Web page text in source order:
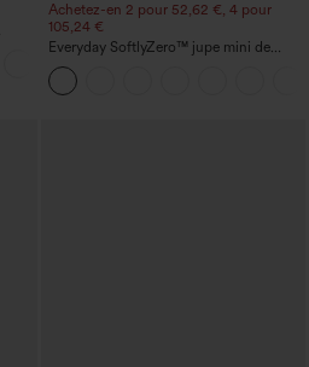
Achetez-en 2 pour 52,62 €, 4 pour
105,24 €
Everyday SoftlyZero™ jupe mini de
tennis aérée à pans croisés 2-en-1 avec
poche latérale et toucher frais - Lucid-
UPF50+